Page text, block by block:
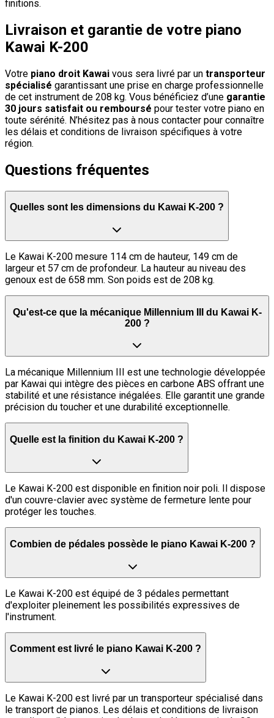
finitions.
Livraison et garantie de votre piano
Kawai K-200
Votre piano droit Kawai vous sera livré par un transporteur
spécialisé garantissant une prise en charge professionnelle
de cet instrument de 208 kg. Vous bénéficiez d’une garantie
30 jours satisfait ou remboursé pour tester votre piano en
toute sérénité. N’hésitez pas à nous contacter pour connaître
les délais et conditions de livraison spécifiques à votre
région.
Questions fréquentes
Quelles sont les dimensions du Kawai K-200 ?
Le Kawai K-200 mesure 114 cm de hauteur, 149 cm de
largeur et 57 cm de profondeur. La hauteur au niveau des
genoux est de 658 mm. Son poids est de 208 kg.
Qu'est-ce que la mécanique Millennium III du Kawai K-
200 ?
La mécanique Millennium III est une technologie développée
par Kawai qui intègre des pièces en carbone ABS offrant une
stabilité et une résistance inégalées. Elle garantit une grande
précision du toucher et une durabilité exceptionnelle.
Quelle est la finition du Kawai K-200 ?
Le Kawai K-200 est disponible en finition noir poli. Il dispose
d'un couvre-clavier avec système de fermeture lente pour
protéger les touches.
Combien de pédales possède le piano Kawai K-200 ?
Le Kawai K-200 est équipé de 3 pédales permettant
d'exploiter pleinement les possibilités expressives de
l'instrument.
Comment est livré le piano Kawai K-200 ?
Le Kawai K-200 est livré par un transporteur spécialisé dans
le transport de pianos. Les délais et conditions de livraison